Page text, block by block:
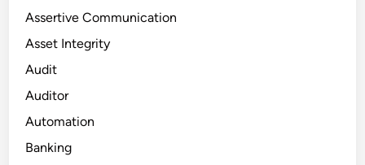
Assertive Communication
Asset Integrity
Audit
Auditor
Automation
Banking